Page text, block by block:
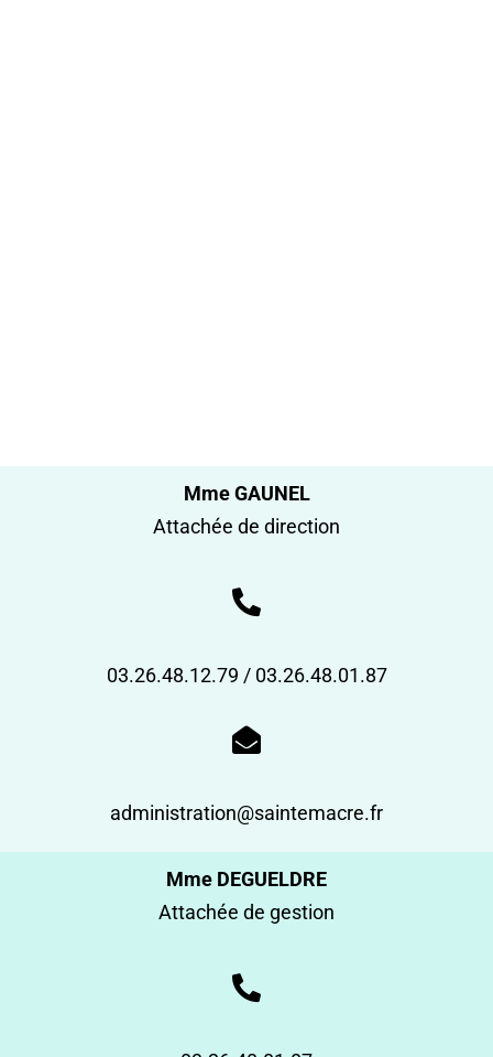
Mme GAUNEL
Attachée de direction
03.26.48.12.79 / 03.26.48.01.87
administration@saintemacre.fr
Mme DEGUELDRE
Attachée de gestion